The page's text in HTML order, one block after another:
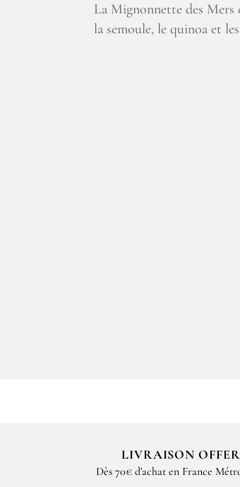
La Mignonnette des Mers
la semoule, le quinoa et
La cuisine d’Hugo va
de la mer, pour
Dans la structure de cette
LIVRAISON
Dès 70€ d'achat en France